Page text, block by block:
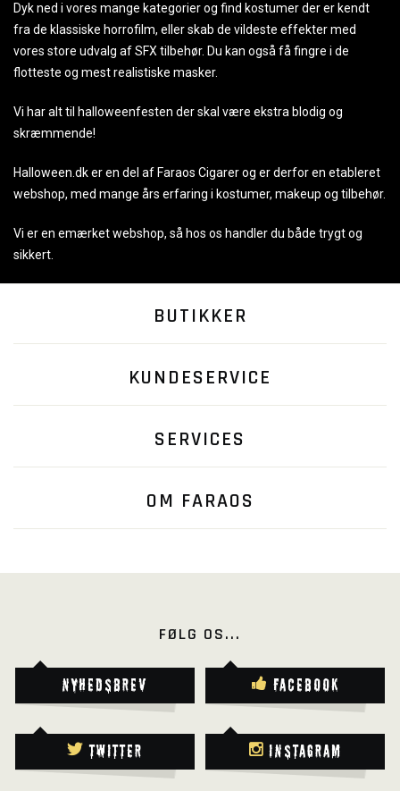
Dyk ned i vores mange kategorier og find kostumer der er kendt
fra de klassiske horrofilm, eller skab de vildeste effekter med
vores store udvalg af SFX tilbehør. Du kan også få fingre i de
flotteste og mest realistiske masker.
Vi har alt til halloweenfesten der skal være ekstra blodig og
skræmmende!
Halloween.dk er en del af Faraos Cigarer og er derfor en etableret
webshop, med mange års erfaring i kostumer, makeup og tilbehør.
Vi er en emærket webshop, så hos os handler du både trygt og
sikkert.
BUTIKKER
KUNDESERVICE
SERVICES
OM FARAOS
FØLG OS...
Nyhedsbrev Facebook
Twitter Instagram